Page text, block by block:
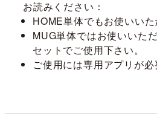
お読みください：
HOME単体でもお使いいた
MUG単体ではお使いいた
セットでご使用下さい。
ご使用には専用アプリが必